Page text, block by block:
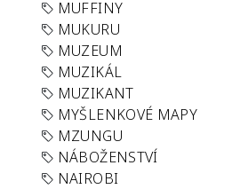
MUFFINY
MUKURU
MUZEUM
MUZIKÁL
MUZIKANT
MYŠLENKOVÉ MAPY
MZUNGU
NÁBOŽENSTVÍ
NAIROBI